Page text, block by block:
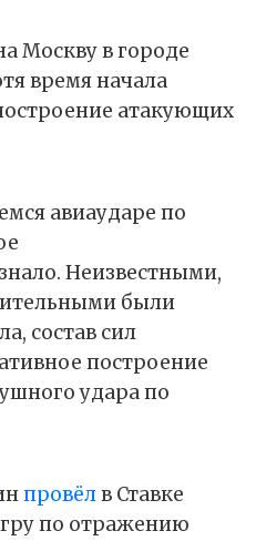
Москву в городе
время начала
атакующих
авиаударе по
Неизвестными,
были
состав сил
построение
удара по
провёлв Ставке
по отражению